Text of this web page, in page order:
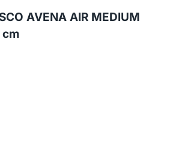
AVENA AIR MEDIUM